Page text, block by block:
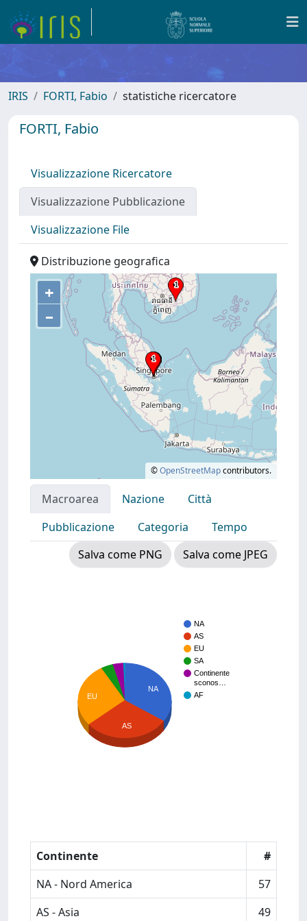
IRIS FORTI, Fabio statistiche ricercatore
FORTI, Fabio
Visualizzazione Ricercatore
Visualizzazione Pubblicazione
Visualizzazione File
Distribuzione geografica
+
–
©OpenStreetMapcontributors.
Macroarea Nazione
Città
Pubblicazione
Categoria
Tempo
Salva come PNG
Salva come JPEG
NA
AS
EU
SA
Continente
sconos…
AF
NA
EU
AS
Continente
#
NA - Nord America
57
AS - Asia
49